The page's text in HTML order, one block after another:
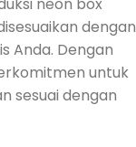
dengan
Anda. Dengan
untuk
sesuai dengan